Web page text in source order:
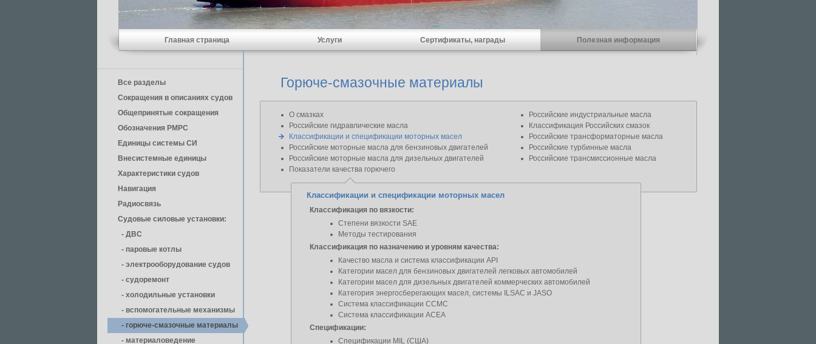
Главная страница Услуги Сертификаты, награды Полезная информация
Все разделы
Сокращения в описаниях судов
Общепринятые сокращения
Обозначения РМРС
Единицы cистемы СИ
Внесистемные единицы
Характеристики судов
Навигация
Радиосвязь
Судовые силовые установки:
- ДВС
- паровые котлы
- электрооборудование судов
- cудоремонт
- холодильные установки
- вспомогательные механизмы
- горюче-смазочные материалы
- материаловедение
Горюче-смазочные материалы
О смазках
Российские гидравлические масла
Классификации и спецификации моторных масел
Российские моторные масла для бензиновых двигателей
Российские моторные масла для дизельных двигателей
Показатели качества горючего
Российские индустриальные масла
Классификация Российских смазок
Российские трансформаторные масла
Российские турбинные масла
Российские трансмиссионные масла
Классификации и спецификации моторных масел
Классификация по вязкости:
Степени вязкости SAE
Методы тестирования
Классификация по назначению и уровням качества:
Качество масла и система классификации API
Категории масел для бензиновых двигателей легковых автомобилей
Категории масел для дизельных двигателей коммерческих автомобилей
Категория энергосберегающих масел, системы ILSAC и JASO
Система классификации ССМС
Система классификации АСЕА
Спецификации:
Спецификации MIL (США)